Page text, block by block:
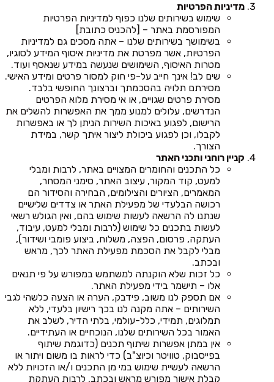
מדיניות הפרטיות
שימוש בשירותים שלנו כפוף למדיניות הפרטיות
המפורסמת באתר – [להכניס כתובת]
בשימושך בשירותים שלנו – אתה מסכים גם למדיניות
הפרטיות, אשר מפרטת את מדיניות איסוף המידע לסוגיו,
מטרות האיסוף, השימושים שנעשה במידע שנאסף ועוד.
שים לב! אינך חייב על-פי חוק למסור פרטים ומידע האישי.
מסירתם תלויה בהסכמתך וברצונך החופשי בלבד.
מסירת פרטים שגויים, או אי מסירת מלוא הפרטים
הנדרשים, עלולים למנוע ממך את האפשרות להשלים את
הרישום, לפגוע באיכות השירות הניתן לך או באפשרות
לקבלו, וכן לפגוע ביכולת ליצור איתך קשר, במידת
הצורך.
קניין רוחני ותכני האתר
כל התכנים והחומרים המצויים באתר, לרבות ומבלי
למעט, קוד המקור, עיצוב האתר, סימני המסחר,
המאמרים, הציורים והצילומים, הבחירה והסידור הם
רכושה הבלעדי של מפעילת האתר או צדדים שלישיים
שנתנו לה הרשאה לעשות שימוש בהם, ואין הגולש רשאי
לעשות בתכנים כל שימוש (לרבות ומבלי למעט, עיבוד,
העתקה, פרסום, הפצה, משלוח, ביצוע פומבי ושידור),
מבלי לקבל את הסכמת מפעילת האתר לכך, מראש
ובכתב.
כל זכות שלא הוקנתה למשתמש במפורש על פי תנאים
אלו – תישמר בידי מפעילת האתר.
אם תספק לנו משוב, פידבק, הערה או הצעה כלשהי לגבי
השירותים – אתה מקנה לנו בכך רישיון בלעדי, ללא
תמלוגים, תמידי, כלל-עולמי, בלתי הדיר, לשלב את
האמור בכל השירותים שלנו, הנוכחיים או העתידיים.
אין במתן אפשרות שיתוף תכנים (כדוגמת שיתוף
בפייסבוק, טוויטר וכיוצ"ב) כדי לראות בו משום ויתור או
הרשאה לעשיית שימוש במי מן התכנים ו/או הזכויות ללא
קבלת אישור מפורש מראש ובכתב, לרבות העתקת